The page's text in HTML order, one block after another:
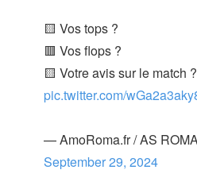
🟨 Vos tops ?
🟥 Vos flops ?
🟨 Votre avis sur le match ?
pic.twitter.com/
— AmoRoma.fr / AS
September 29, 2024